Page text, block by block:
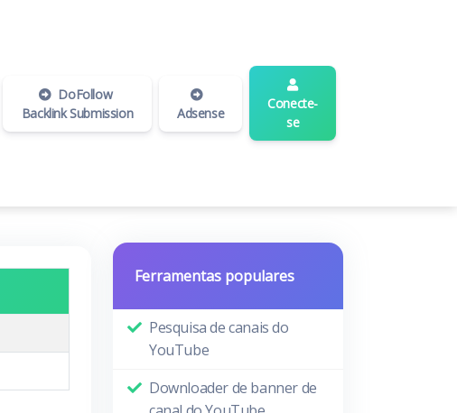
DoFollow
Backlink Submission
Adsense
Conecte-
se
Ferramentas populares
Pesquisa de canais do
YouTube
Downloader de banner de